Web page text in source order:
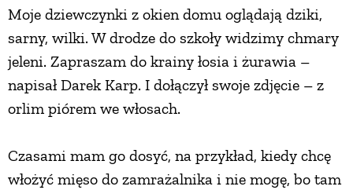
Moje dziewczynki z okien domu oglądają dziki,
sarny, wilki. W drodze do szkoły widzimy chmary
jeleni. Zapraszam do krainy łosia i żurawia –
napisał Darek Karp. I dołączył swoje zdjęcie – z
orlim piórem we włosach.
Czasami mam go dosyć, na przykład, kiedy chcę
włożyć mięso do zamrażalnika i nie mogę, bo tam